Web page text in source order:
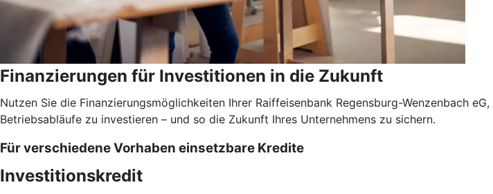
Finanzierungen für Investitionen in die Zukunft
Nutzen Sie die Finanzierungsmöglichkeiten Ihrer Raiffeisenbank Regensburg-Wenzenbach
Betriebsabläufe zu investieren – und so die Zukunft Ihres Unternehmens zu sichern.
Für verschiedene Vorhaben einsetzbare Kredite
Investitionskredit